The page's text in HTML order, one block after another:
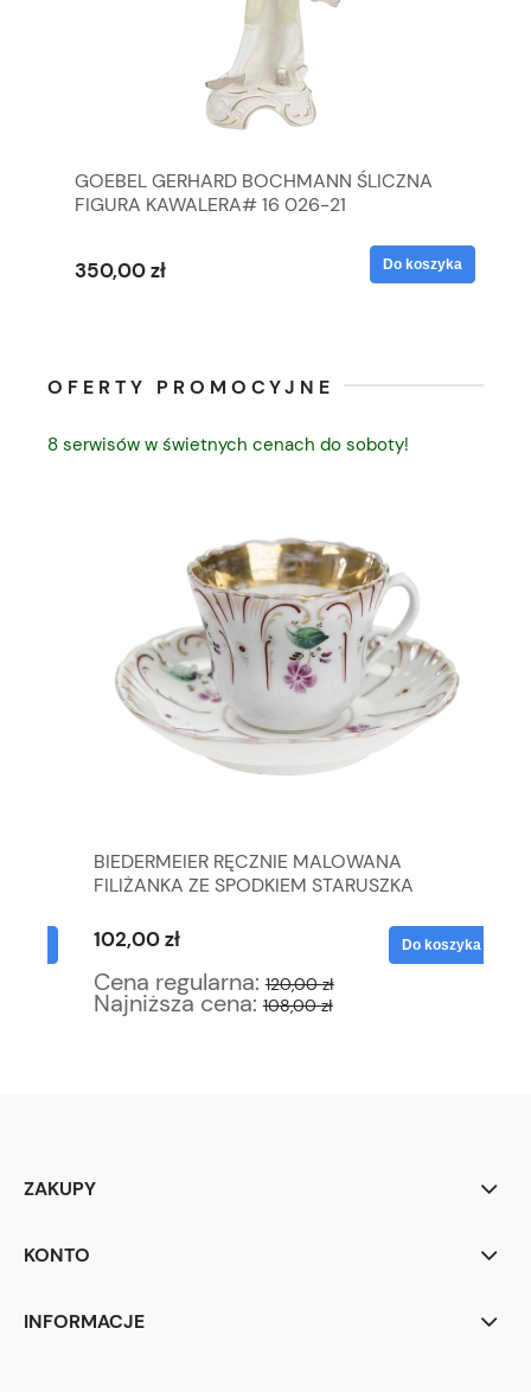
GOEBEL GERHARD BOCHMANN ŚLICZNA
FIGURA KAWALERA# 16 026-21
350,00 zł Do koszyka
OFERTY PROMOCYJNE
8 serwisów w świetnych cenach do soboty!
BIEDERMEIER RĘCZNIE MALOWANA
FILIŻANKA ZE SPODKIEM STARUSZKA
102,00 zł
Cena regularna:120,00 zł
Najniższa cena:108,00 zł
Do koszyka
ZAKUPY
KONTO
INFORMACJE